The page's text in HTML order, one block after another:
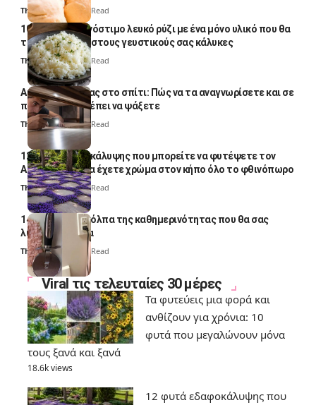
Thali Ombre 4 Min Read
10 φορές ποιο νόστιμο λευκό ρύζι με ένα μόνο υλικό που θα
το απογειώσει στους γευστικούς σας κάλυκες
Thali Ombre4 Min Read
Αυγά κατσαρίδας στο σπίτι: Πώς να τα αναγνωρίσετε και σε
ποια σημεία πρέπει να ψάξετε
Thali Ombre4 Min Read
12 φυτά εδαφοκάλυψης που μπορείτε να φυτέψετε τον
Αύγουστο για να έχετε χρώμα στον κήπο όλο το φθινόπωρο
Thali Ombre7 Min Read
14 πανέξυπνα κόλπα της καθημερινότητας που θα σας
λύσουν τα χέρια
Thali Ombre 6 Min Read
Viral τις τελευταίες 30 μέρες
Τα φυτεύεις μια φορά και
ανθίζουν για χρόνια: 10
φυτά που μεγαλώνουν μόνα
τους ξανά και ξανά
18.6k views
12 φυτά εδαφοκάλυψης που